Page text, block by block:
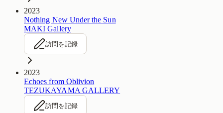
2023
Nothing New Under the Sun
MAKI Gallery
訪問を記録
2023
Echoes from Oblivion
TEZUKAYAMA GALLERY
訪問を記録